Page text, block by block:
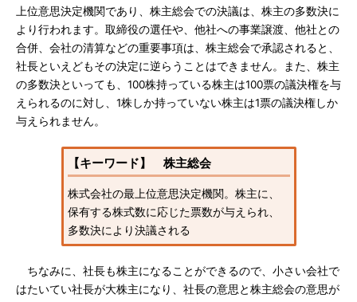
上位意思決定機関であり、株主総会での決議は、株主の多数決に
より行われます。取締役の選任や、他社への事業譲渡、他社との
合併、会社の清算などの重要事項は、株主総会で承認されると、
社長といえどもその決定に逆らうことはできません。また、株主
の多数決といっても、100株持っている株主は100票の議決権を与
えられるのに対し、1株しか持っていない株主は1票の議決権しか
与えられません。
【キーワード】 株主総会
株式会社の最上位意思決定機関。株主に、
保有する株式数に応じた票数が与えられ、
多数決により決議される
ちなみに、社長も株主になることができるので、小さい会社で
はたいてい社長が大株主になり、社長の意思と株主総会の意思が